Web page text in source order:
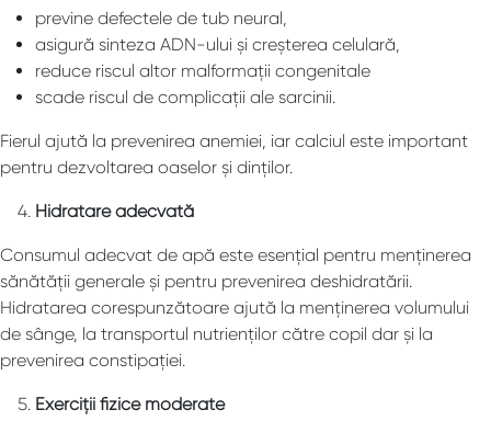
previne defectele de tub neural,
asigură sinteza ADN-ului și creșterea celulară,
reduce riscul altor malformații congenitale
scade riscul de complicații ale sarcinii.
Fierul ajută la prevenirea anemiei, iar calciul este important
pentru dezvoltarea oaselor și dinților.
Hidratare adecvată
Consumul adecvat de apă este esențial pentru menținerea
sănătății generale și pentru prevenirea deshidratării.
Hidratarea corespunzătoare ajută la menținerea volumului
de sânge, la transportul nutrienților către copil dar și la
prevenirea constipației.
Exerciții fizice moderate